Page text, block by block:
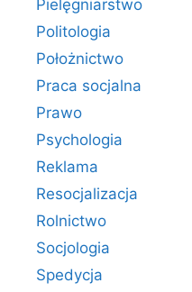
Pielęgniarstwo
Politologia
Położnictwo
Praca socjalna
Prawo
Psychologia
Reklama
Resocjalizacja
Rolnictwo
Socjologia
Spedycja